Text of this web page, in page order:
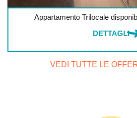
Appartamento Trilocale
DETTAGLI
VEDI TUTTE LE